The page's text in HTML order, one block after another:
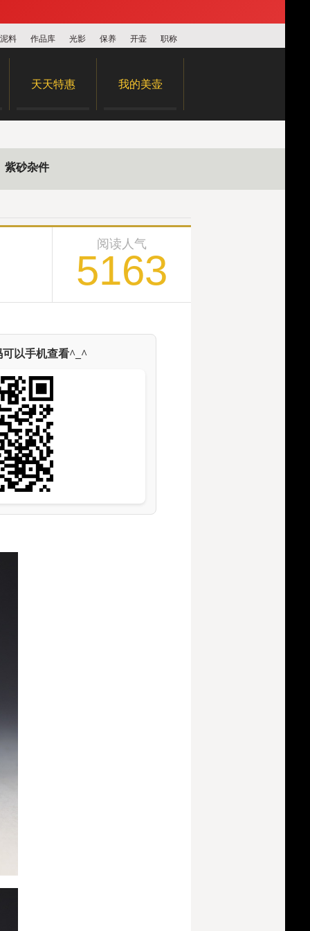
职称
开壶
保养
光影
作品库
泥料
天天特惠 我的美壶
紫砂杂件
阅读人气
5163
以手机查看^_^